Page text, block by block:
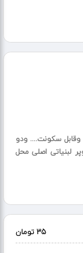
داخل.... وقابل سکونت.... ودو
با ۴۰ سال سابقه سوپر لبنیاتی اصلی محل
35 تومان